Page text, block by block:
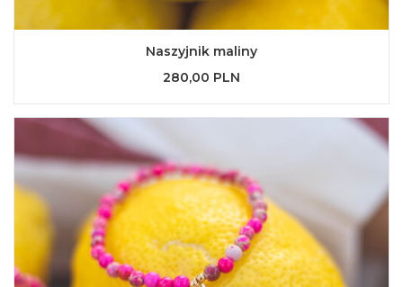
Naszyjnik maliny
280,00 PLN